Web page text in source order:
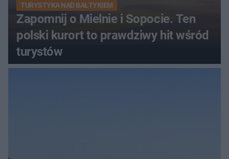
TURYSTYKA NAD BAŁTYKIEM
Zapomnij o Mielnie i Sopocie. Ten
polski kurort to prawdziwy hit wśród
turystów